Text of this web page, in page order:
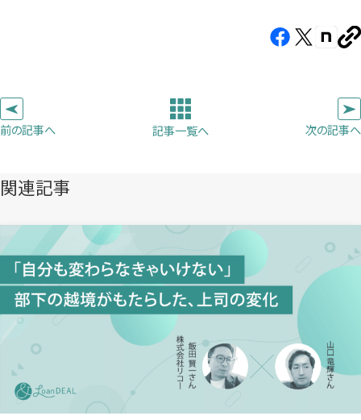
Facebook（新
す）
X（新
す）
note（新
で
す）
ー
前の記事へ 記事一覧へ 次の記事へ
関連記事